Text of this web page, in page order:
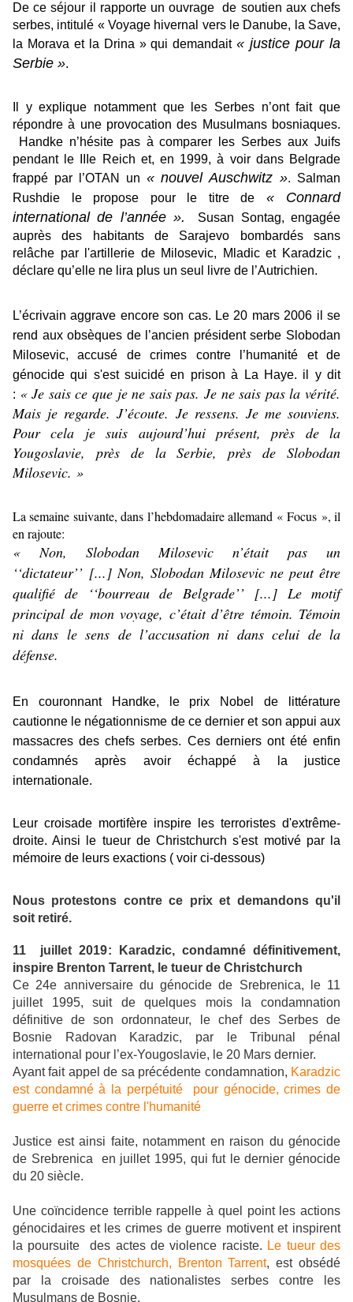
De ce séjour il rapporte un ouvrage de soutien aux chefs
serbes, intitulé « Voyage hivernal vers le Danube, la Save,
la Morava et la Drina » qui demandait« justice pour la
Serbie ».
Il y explique notamment que les Serbes n’ont fait que
répondre à une provocation des Musulmans bosniaques.
Handke n’hésite pas à comparer les Serbes aux Juifs
pendant le IIIe Reich et, en 1999, à voir dans Belgrade
frappé par l’OTAN un « nouvel Auschwitz ». Salman
Rushdie le propose pour le titre de « Connard
international de l’année ».
Susan Sontag, engagée
auprès des habitants de Sarajevo bombardés sans
relâche par l'artillerie de Milosevic, Mladic et Karadzic ,
déclare qu’elle ne lira plus un seul livre de l’Autrichien.
L’écrivain aggrave encore son cas. Le 20 mars 2006 il se
rend aux obsèques de l’ancien président serbe Slobodan
Milosevic, accusé de crimes contre l’humanité et de
génocide qui s'est suicidé en prison à La Haye. il y dit
: « Je sais ce que je ne sais pas. Je ne sais pas la vérité.
Mais je regarde. J’écoute. Je ressens. Je me souviens.
Pour cela je suis aujourd’hui présent, près de la
Yougoslavie, près de la Serbie, près de Slobodan
Milosevic. »
La semaine suivante, dans l’hebdomadaire allemand « Focus », il
en rajoute:
« Non, Slobodan Milosevic n’était pas un
‘‘dictateur’’ [...] Non, Slobodan Milosevic ne peut être
qualifié de ‘‘bourreau de Belgrade’’[...] Le motif
principal de mon voyage, c’était d’être témoin. Témoin
ni dans le sens de l’accusation ni dans celui de la
défense.
En couronnant Handke, le prix Nobel de littérature
cautionne le négationnisme de ce dernier et son appui aux
massacres des chefs serbes. Ces derniers ont été enfin
condamnés après avoir échappé à la justice
internationale.
Leur croisade mortifère inspire les terroristes d'extrême-
droite. Ainsi le tueur de Christchurch s'est motivé par la
mémoire de leurs exactions ( voir ci-dessous)
Nous protestons contre ce prix et demandons qu'il
soit retiré.
11 juillet 2019: Karadzic, condamné définitivement,
inspire Brenton Tarrent, le tueur de Christchurch
Ce 24e anniversaire du génocide de Srebrenica, le 11
juillet 1995, suit de quelques mois la condamnation
définitive de son ordonnateur,
le chef des Serbes de
Bosnie Radovan Karadzic, par le Tribunal pénal
international pour l’ex-Yougoslavie, le 20 Mars dernier.
Ayant fait appel de sa précédente condamnation, Karadzic
est condamné à la perpétuité pour génocide, crimes de
guerre et crimes contre l'humanité
Justice est ainsi faite, notamment en raison du génocide
de Srebrenica en juillet 1995, qui fut le dernier génocide
du 20 siècle.
Une coïncidence terrible rappelle à quel point les actions
génocidaires et les crimes de guerre motivent et inspirent
la poursuite des actes de violence raciste. Le tueur des
mosquées de Christchurch, Brenton Tarrent, est obsédé
par la croisade des nationalistes serbes contre les
Musulmans de Bosnie.